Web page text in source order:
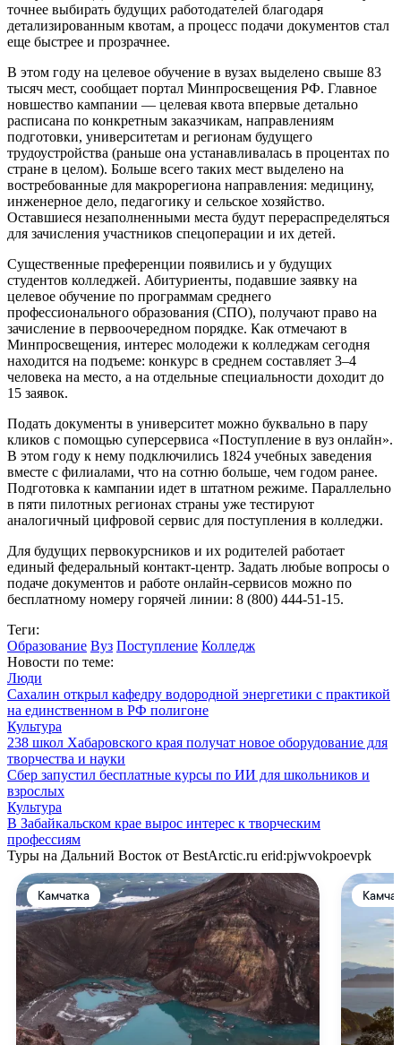
точнее выбирать будущих работодателей благодаря
детализированным квотам, а процесс подачи документов стал
еще быстрее и прозрачнее.
В этом году на целевое обучение в вузах выделено свыше 83
тысяч мест, сообщает портал Минпросвещения РФ. Главное
новшество кампании — целевая квота впервые детально
расписана по конкретным заказчикам, направлениям
подготовки, университетам и регионам будущего
трудоустройства (раньше она устанавливалась в процентах по
стране в целом). Больше всего таких мест выделено на
востребованные для макрорегиона направления: медицину,
инженерное дело, педагогику и сельское хозяйство.
Оставшиеся незаполненными места будут перераспределяться
для зачисления участников спецоперации и их детей.
Существенные преференции появились и у будущих
студентов колледжей. Абитуриенты, подавшие заявку на
целевое обучение по программам среднего
профессионального образования (СПО), получают право на
зачисление в первоочередном порядке. Как отмечают в
Минпросвещения, интерес молодежи к колледжам сегодня
находится на подъеме: конкурс в среднем составляет 3–4
человека на место, а на отдельные специальности доходит до
15 заявок.
Подать документы в университет можно буквально в пару
кликов с помощью суперсервиса «Поступление в вуз онлайн».
В этом году к нему подключились 1824 учебных заведения
вместе с филиалами, что на сотню больше, чем годом ранее.
Подготовка к кампании идет в штатном режиме. Параллельно
в пяти пилотных регионах страны уже тестируют
аналогичный цифровой сервис для поступления в колледжи.
Для будущих первокурсников и их родителей работает
единый федеральный контакт-центр. Задать любые вопросы о
подаче документов и работе онлайн-сервисов можно по
бесплатному номеру горячей линии: 8 (800) 444-51-15.
Теги:
Образование Вуз Поступление Колледж
Новости по теме:
Люди
Сахалин открыл кафедру водородной энергетики с практикой
на единственном в РФ полигоне
Культура
238 школ Хабаровского края получат новое оборудование для
творчества и науки
Сбер запустил бесплатные курсы по ИИ для школьников и
взрослых
Культура
В Забайкальском крае вырос интерес к творческим
профессиям
Туры на Дальний Восток от BestArctic.ru erid:pjwvokpoevpk